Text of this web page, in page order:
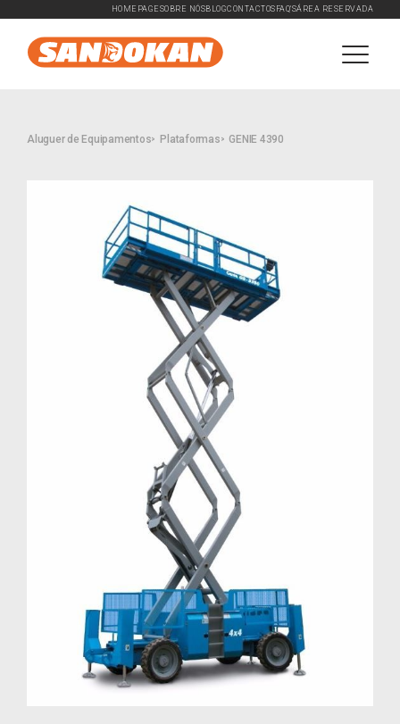
HOMEPAGE SOBRE NÓSBLOGCONTACTOS FAQ'SÁREA RESERVADA
Aluguer de Equipamentos Plataformas GENIE 4390